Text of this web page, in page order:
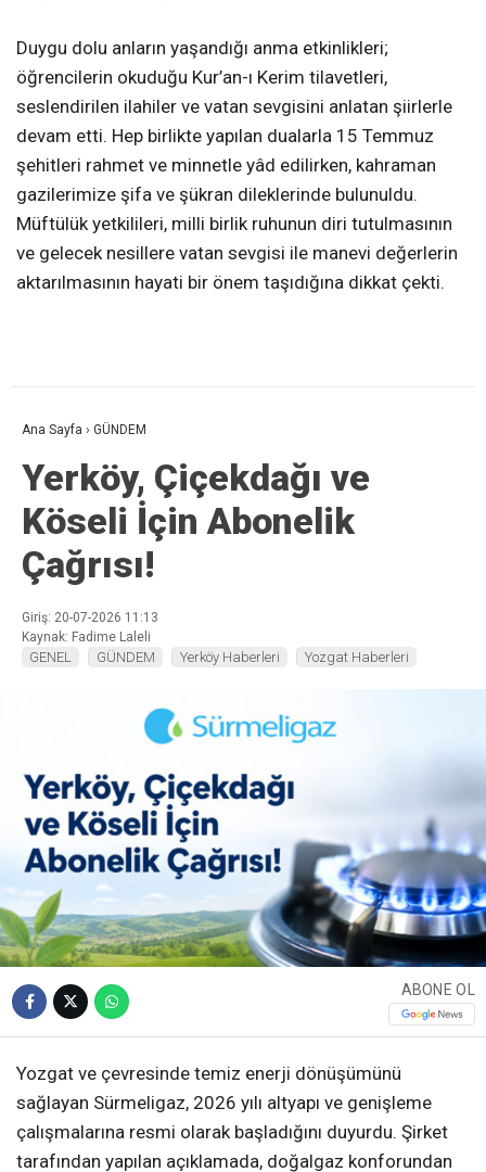
Duygu dolu anların yaşandığı anma etkinlikleri;
öğrencilerin okuduğu Kur’an-ı Kerim tilavetleri,
seslendirilen ilahiler ve vatan sevgisini anlatan şiirlerle
devam etti. Hep birlikte yapılan dualarla 15 Temmuz
şehitleri rahmet ve minnetle yâd edilirken, kahraman
gazilerimize şifa ve şükran dileklerinde bulunuldu.
Müftülük yetkilileri, milli birlik ruhunun diri tutulmasının
ve gelecek nesillere vatan sevgisi ile manevi değerlerin
aktarılmasının hayati bir önem taşıdığına dikkat çekti.
Ana Sayfa › GÜNDEM
Yerköy, Çiçekdağı ve
Köseli İçin Abonelik
Çağrısı!
Giriş: 20-07-2026 11:13
Kaynak: Fadime Laleli
GENEL GÜNDEM Yerköy Haberleri Yozgat Haberleri
ABONE OL
Yozgat ve çevresinde temiz enerji dönüşümünü
sağlayan Sürmeligaz, 2026 yılı altyapı ve genişleme
çalışmalarına resmi olarak başladığını duyurdu. Şirket
tarafından yapılan açıklamada, doğalgaz konforundan